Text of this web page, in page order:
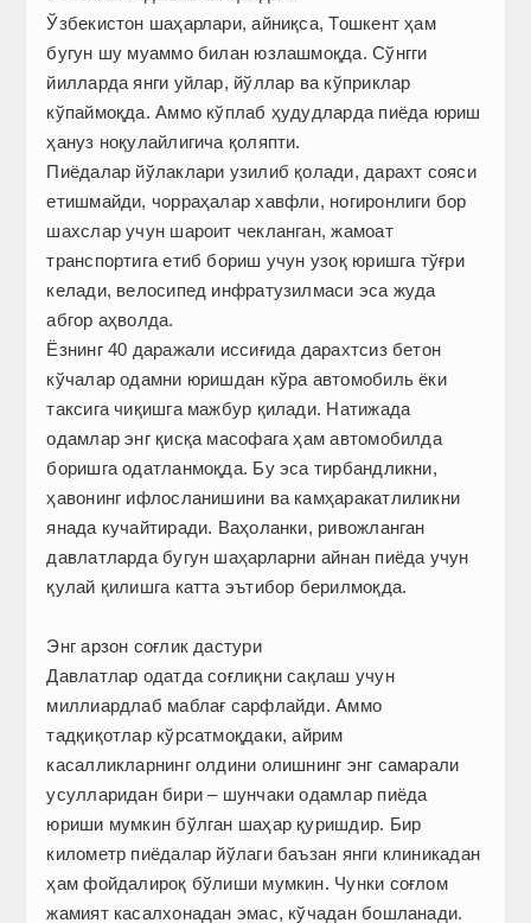
Ўзбекистон шаҳарлари, айниқса, Тошкент ҳам
бугун шу муаммо билан юзлашмоқда. Сўнгги
йилларда янги уйлар, йўллар ва кўприклар
кўпаймоқда. Аммо кўплаб ҳудудларда пиёда юриш
ҳануз ноқулайлигича қоляпти.
Пиёдалар йўлаклари узилиб қолади, дарахт сояси
етишмайди, чорраҳалар хавфли, ногиронлиги бор
шахслар учун шароит чекланган, жамоат
транспортига етиб бориш учун узоқ юришга тўғри
келади, велосипед инфратузилмаси эса жуда
абгор аҳволда.
Ёзнинг 40 даражали иссиғида дарахтсиз бетон
кўчалар одамни юришдан кўра автомобиль ёки
таксига чиқишга мажбур қилади. Натижада
одамлар энг қисқа масофага ҳам автомобилда
боришга одатланмоқда. Бу эса тирбандликни,
ҳавонинг ифлосланишини ва камҳаракатлиликни
янада кучайтиради. Ваҳоланки, ривожланган
давлатларда бугун шаҳарларни айнан пиёда учун
қулай қилишга катта эътибор берилмоқда.
Энг арзон соғлик дастури
Давлатлар одатда соғлиқни сақлаш учун
миллиардлаб маблағ сарфлайди. Аммо
тадқиқотлар кўрсатмоқдаки, айрим
касалликларнинг олдини олишнинг энг самарали
усулларидан бири – шунчаки одамлар пиёда
юриши мумкин бўлган шаҳар қуришдир. Бир
километр пиёдалар йўлаги баъзан янги клиникадан
ҳам фойдалироқ бўлиши мумкин. Чунки соғлом
жамият касалхонадан эмас, кўчадан бошланади.